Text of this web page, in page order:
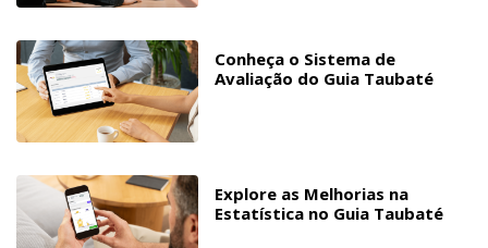
Conheça o Sistema de
Avaliação do Guia Taubaté
Explore as Melhorias na
Estatística no Guia Taubaté